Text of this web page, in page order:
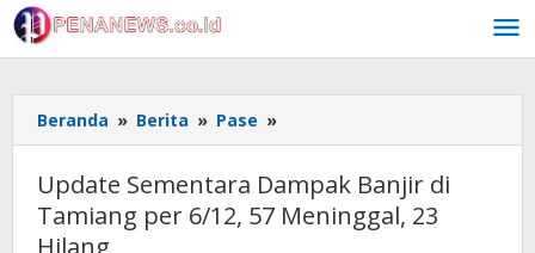
Skip
to
content
Beranda » Berita » Pase »
Sementara
Banjir
di
Update Sementara Dampak Banjir di
Tamiang per 6/12, 57 Meninggal, 23
Hilang